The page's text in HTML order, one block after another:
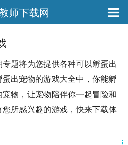
师下载网
题将为您提供各种可以孵蛋出
出宠物的游戏大全中，你能孵
物，让宠物陪伴你一起冒险和
您所感兴趣的游戏，快来下载体